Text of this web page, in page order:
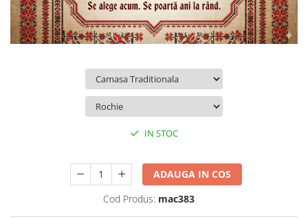
IN STOC
ADAUGA IN COS
Cod Produs: mac383